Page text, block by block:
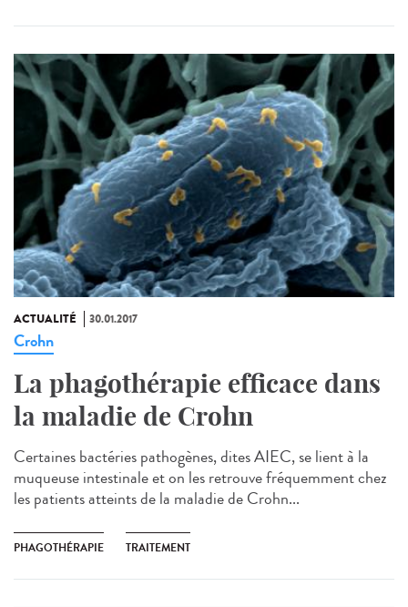
ACTUALITÉ 30.01.2017
Crohn
La phagothérapie efficace dans
la maladie de Crohn
Certaines bactéries pathogènes, dites AIEC, se lient à la
muqueuse intestinale et on les retrouve fréquemment chez
les patients atteints de la maladie de Crohn...
PHAGOTHÉRAPIE TRAITEMENT